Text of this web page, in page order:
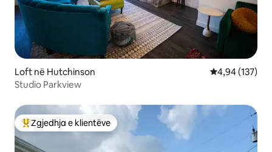
Loft në Hutchinson Vlerësimi
4,94 (137)
Studio Parkview
Më të mirat e zgjedhjeve të klientëve
Zgjedhja e klientëve